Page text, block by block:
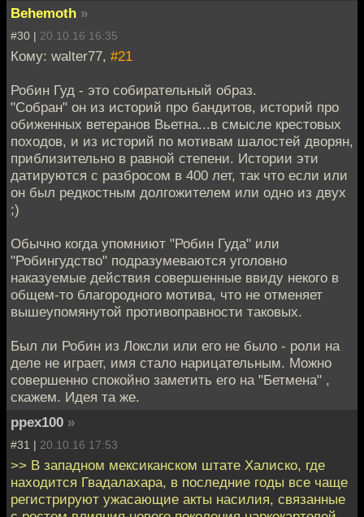
Behemoth »
#30 | 20.10.16 16:35
Кому: walter77, #21
Робин Гуд - это собирательный образ.
"Собран" он из историй про бандитов, историй про
обиженных ветеранов Вьетна...в смысле крестовых
походов, и из историй по мотивам шалостей дворян,
приблизительно в равной степени. Истории эти
датируются с разбросом в 400 лет, так что если или
он был редкостным долгожителем или одно из двух
;)
Обычно когда упомниют "Робин Гуда" или
"Робингудство" подразумеваются уголовно
наказуемые действия совершенные ввиду некого в
общем-то благородного мотива, что не отменяет
вышеупомянутой противоправности таковых.
Был ли Робин из Локсли или его не было - роли на
деле не играет, имя стало нарицательным. Можно
совершенно спокойно заметить его на "Бетмена" ,
скажем. Идея та же.
ppex100 »
#31 | 20.10.16 17:53
>> В западном мексиканском штате Халиско, где
находится Гвадалахара, в последние годы все чаще
регистрируют ужасающие акты насилия, связанные